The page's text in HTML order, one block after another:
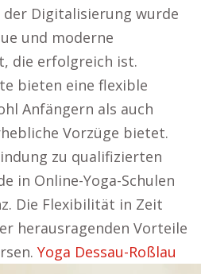
der Digitalisierung wurde
und moderne
die erfolgreich ist.
bieten eine flexible
Anfängern als auch
Vorzüge bietet.
zu qualifizierten
in Online-Yoga-Schulen
Die Flexibilität in Zeit
herausragenden Vorteile
Yoga Dessau-Roßlau